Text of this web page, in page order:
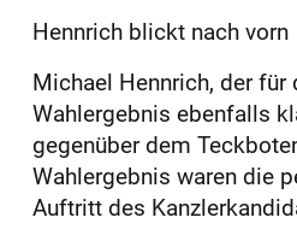
Hennrich blickt nach vorn
Michael Hennrich, der
Wahlergebnis ebenfalls
gegenüber dem
Wahlergebnis waren die
Auftritt des